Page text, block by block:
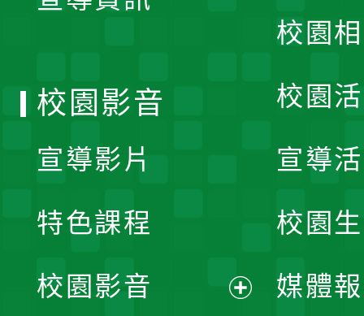
校園
校園
宣導
校園
媒體
校園影音
宣導影片
特色課程
校園影音